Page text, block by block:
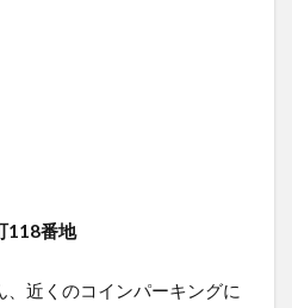
118番地
近くのコインパーキングに